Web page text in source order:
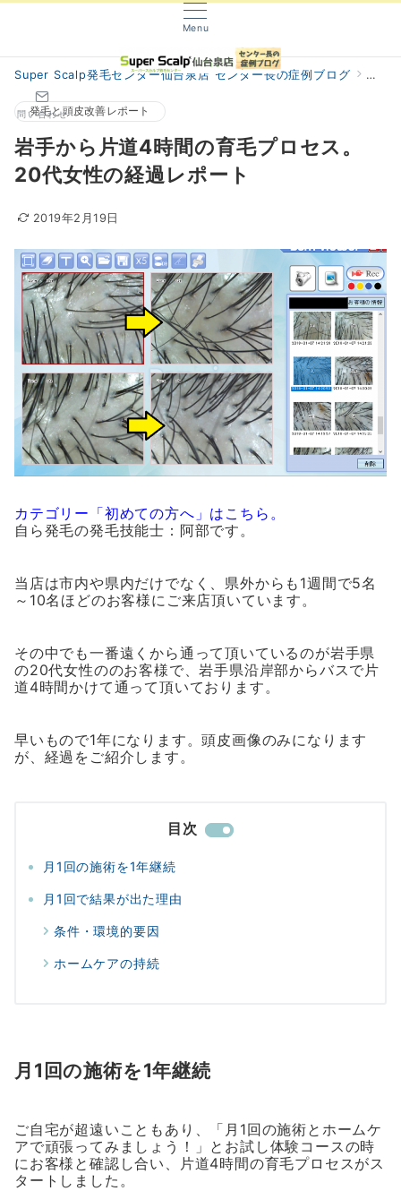
Menu
問い合わせ
Super Scalp発毛センター仙台泉店 センター長の症例ブログ 阿部
発毛と頭皮改善レポート
岩手から片道4時間の育毛プロセス。
20代女性の経過レポート
2019年2月19日
カテゴリー「初めての方へ」はこちら。
自ら発毛の発毛技能士：阿部です。
当店は市内や県内だけでなく、県外からも1週間で5名
～10名ほどのお客様にご来店頂いています。
その中でも一番遠くから通って頂いているのが岩手県
の20代女性ののお客様で、岩手県沿岸部からバスで片
道4時間かけて通って頂いております。
早いもので1年になります。頭皮画像のみになります
が、経過をご紹介します。
目次
月1回の施術を1年継続
月1回で結果が出た理由
条件・環境的要因
ホームケアの持続
月1回の施術を1年継続
ご自宅が超遠いこともあり、「月1回の施術とホームケ
アで頑張ってみましょう！」とお試し体験コースの時
にお客様と確認し合い、片道4時間の育毛プロセスがス
タートしました。